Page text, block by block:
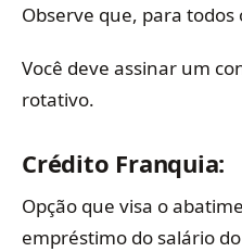
Observe que, para
Você deve assinar um
rotativo.
Crédito Franquia:
Opção que visa o
empréstimo do salário